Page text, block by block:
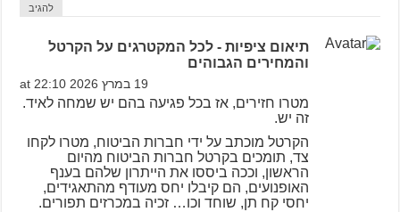
להגיב
תיאום ציפיות - לכל המקטרגים על הקרטל
והמחירים הגבוהים
19 במרץ 2026 at 22:10
מטרו חזירים, אז בכל פגיעה בהם יש שמחה לאיד.
זה יש.
הקרטל מוכתב על ידי חברות הביטוח, מטרו לקחו
צד, תומכים בקרטל חברות הביטוח מהיום
הראשון, וככה ביססו את הייתרון שלהם בענף
האופנועים, הם קיבלו יחס מעודף מהתאגידים,
יחסי קח תן, שוחד וכו… זכיה במכרזים תפורים.